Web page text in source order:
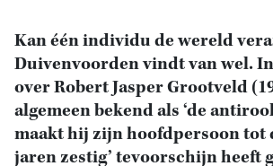
Kan één individu de wereld
Duivenvoorden vindt van wel.
over Robert Jasper Grootveld
algemeen bekend als ‘de
maakt hij zijn hoofdpersoon tot
jaren zestig’ tevoorschijn heeft